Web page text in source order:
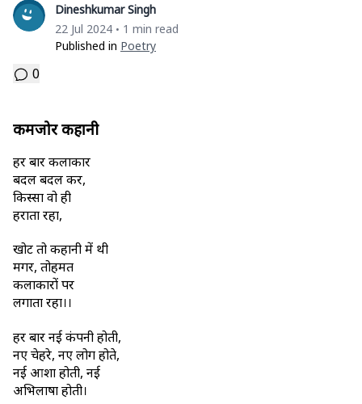
Dineshkumar Singh
22 Jul 2024 • 1 min read
Published in Poetry
0
कमजोर कहानी
हर बार कलाकार
बदल बदल कर,
किस्सा वो ही
दुहराता रहा,
खोट तो कहानी में थी
मगर, तोहमत
कलाकारों पर
लगाता रहा।।
हर बार नई कंपनी होती,
नए चेहरे, नए लोग होते,
नई आशा होती, नई
अभिलाषा होती।